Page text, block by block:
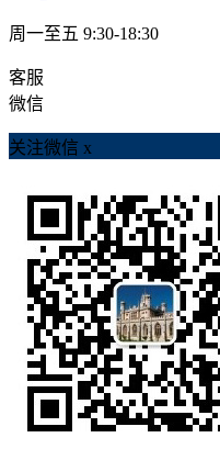
周一至五 9:30-18:30
客服
微信
关注微信 x